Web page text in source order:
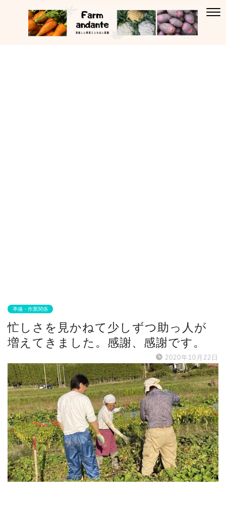
準備・作業関係
忙しさを見かねて少しずつ助っ人が
増えてきました。感謝、感謝です。
2020年10月22日